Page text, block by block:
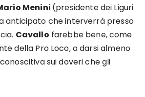
Menini (presidente dei Liguri
anticipato che interverrà presso
Cavallo farebbe bene, come
della Pro Loco, a darsi almeno
sui doveri che gli